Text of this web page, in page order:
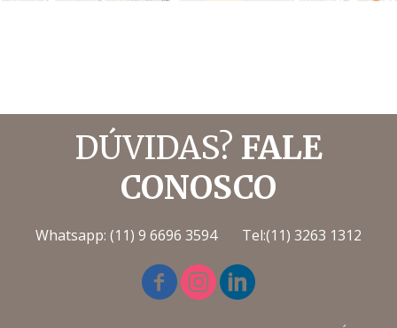
DÚVIDAS? FALE
CONOSCO
Whatsapp: (11) 9 6696 3594 Tel:(11) 3263 1312